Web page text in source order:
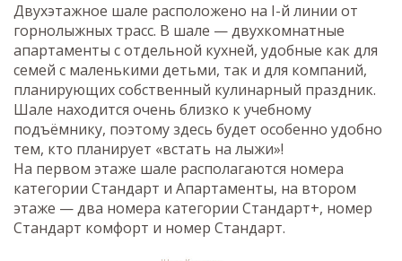
Двухэтажное шале расположено на I-й линии от
горнолыжных трасс. В шале — двухкомнатные
апартаменты с отдельной кухней, удобные как для
семей с маленькими детьми, так и для компаний,
планирующих собственный кулинарный праздник.
Шале находится очень близко к учебному
подъёмнику, поэтому здесь будет особенно удобно
тем, кто планирует «встать на лыжи»!
На первом этаже шале располагаются номера
категории Стандарт и Апартаменты, на втором
этаже — два номера категории Стандарт+, номер
Стандарт комфорт и номер Стандарт.